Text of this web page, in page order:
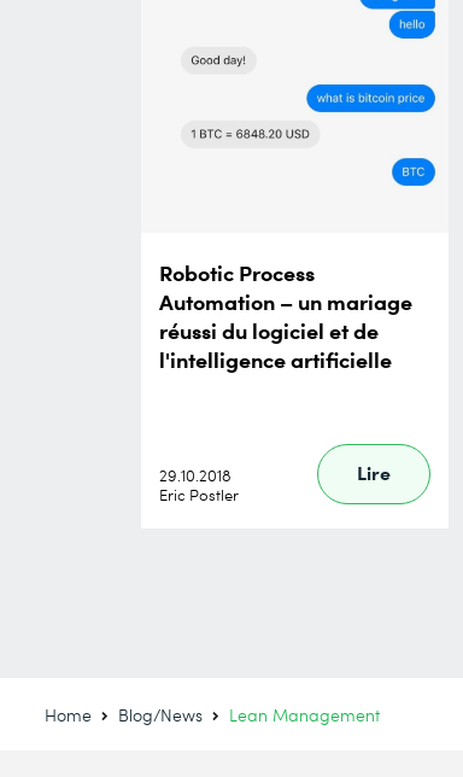
Robotic Process
Automation – un mariage
réussi du logiciel et de
l'intelligence artificielle
29.10.2018
Eric Postler
Lire
Home Blog/News Lean Management